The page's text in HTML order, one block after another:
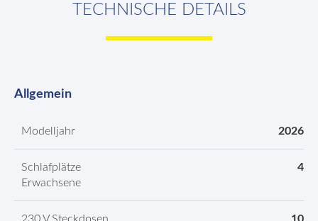
TECHNISCHE DETAILS
Allgemein
Modelljahr 2026
Schlafplätze
Erwachsene
4
230 V Steckdosen 10